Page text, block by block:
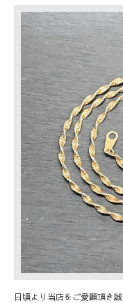
日頃より当店をご愛顧頂き